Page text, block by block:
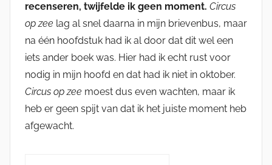
recenseren, twijfelde ik geen moment. Circus
op zee lag al snel daarna in mijn brievenbus, maar
na één hoofdstuk had ik al door dat dit wel een
iets ander boek was. Hier had ik echt rust voor
nodig in mijn hoofd en dat had ik niet in oktober.
Circus op zee moest dus even wachten, maar ik
heb er geen spijt van dat ik het juiste moment heb
afgewacht.